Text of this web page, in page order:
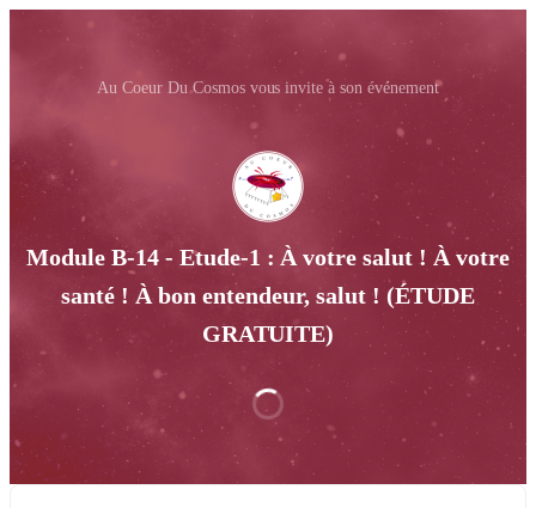
Au Coeur Du Cosmos vous invite à son événement
Module B-14 - Etude-1 : À votre salut ! À votre
santé ! À bon entendeur, salut ! (ÉTUDE
GRATUITE)